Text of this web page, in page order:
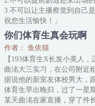
3.不可以让主播察觉到自己是
祝您生活愉快！」
观众们：？？？
……
夏油君被一个直播系统绑定了
只要在直播间直播，他就可
于兑换各种咒灵，从四级到
直播间观众爱看他打咒灵，
和同学互动，他就邀请两个
你们体育生真会玩啊
作者： 鱼依猫
【193体育生X长发小美人，
曲洺大三实习，在公司附近
据说他的新室友体校男大，
体育生早出晚归，过了一星
某天曲洺在家直播，穿了件